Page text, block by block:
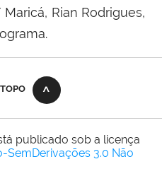
Rian Rodrigues,
publicado sob a licença
SemDerivações 3.0 Não